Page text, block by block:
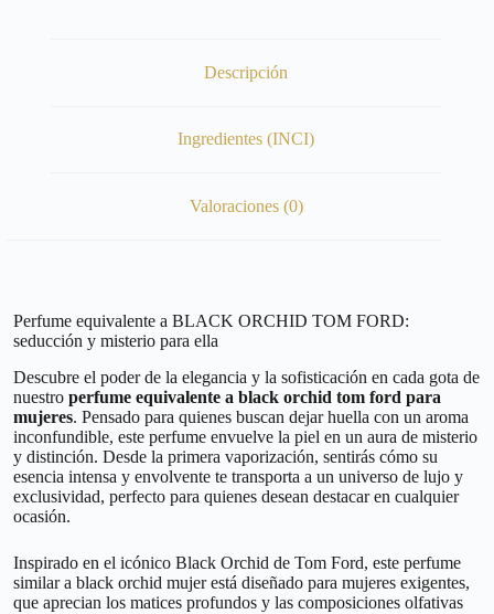
Descripción
Ingredientes (INCI)
Valoraciones (0)
Perfume equivalente a BLACK ORCHID TOM FORD:
seducción y misterio para ella
Descubre el poder de la elegancia y la sofisticación en cada gota de
nuestro perfume equivalente a black orchid tom ford para
mujeres. Pensado para quienes buscan dejar huella con un aroma
inconfundible, este perfume envuelve la piel en un aura de misterio
y distinción. Desde la primera vaporización, sentirás cómo su
esencia intensa y envolvente te transporta a un universo de lujo y
exclusividad, perfecto para quienes desean destacar en cualquier
ocasión.
Inspirado en el icónico Black Orchid de Tom Ford, este perfume
similar a black orchid mujer está diseñado para mujeres exigentes,
que aprecian los matices profundos y las composiciones olfativas